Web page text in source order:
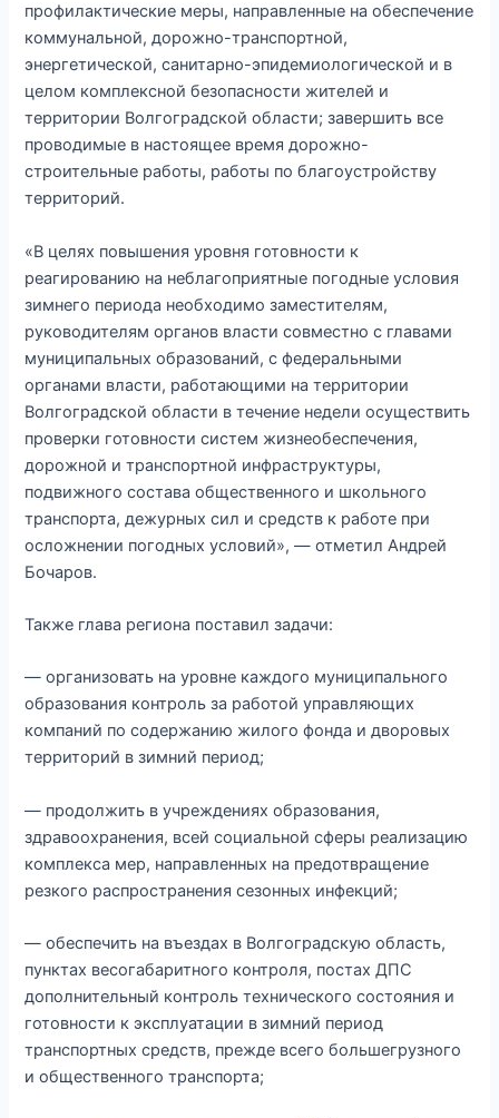
профилактические меры, направленные на обеспечение
коммунальной, дорожно-транспортной,
энергетической, санитарно-эпидемиологической и в
целом комплексной безопасности жителей и
территории Волгоградской области; завершить все
проводимые в настоящее время дорожно-
строительные работы, работы по благоустройству
территорий.
«В целях повышения уровня готовности к
реагированию на неблагоприятные погодные условия
зимнего периода необходимо заместителям,
руководителям органов власти совместно с главами
муниципальных образований, с федеральными
органами власти, работающими на территории
Волгоградской области в течение недели осуществить
проверки готовности систем жизнеобеспечения,
дорожной и транспортной инфраструктуры,
подвижного состава общественного и школьного
транспорта, дежурных сил и средств к работе при
осложнении погодных условий», — отметил Андрей
Бочаров.
Также глава региона поставил задачи:
— организовать на уровне каждого муниципального
образования контроль за работой управляющих
компаний по содержанию жилого фонда и дворовых
территорий в зимний период;
— продолжить в учреждениях образования,
здравоохранения, всей социальной сферы реализацию
комплекса мер, направленных на предотвращение
резкого распространения сезонных инфекций;
— обеспечить на въездах в Волгоградскую область,
пунктах весогабаритного контроля, постах ДПС
дополнительный контроль технического состояния и
готовности к эксплуатации в зимний период
транспортных средств, прежде всего большегрузного
и общественного транспорта;